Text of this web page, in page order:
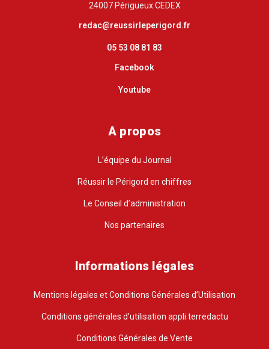
24007 Périgueux CEDEX
redac@reussirleperigord.fr
05 53 08 81 83
Facebook
Youtube
A propos
L’équipe du Journal
Réussir le Périgord en chiffres
Le Conseil d’administration
Nos partenaires
Informations légales
Mentions légales et Conditions Générales d’Utilisation
Conditions générales d’utilisation appli terredactu
Conditions Générales de Vente